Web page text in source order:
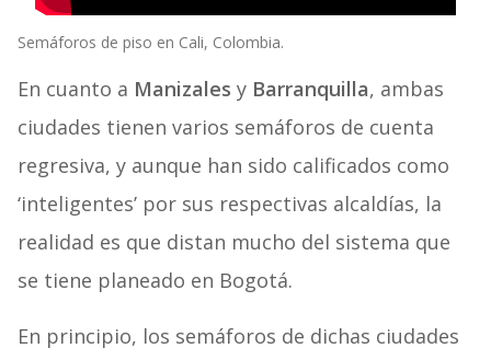
Semáforos de piso en Cali, Colombia.
En cuanto a Manizales y Barranquilla, ambas
ciudades tienen varios semáforos de cuenta
regresiva, y aunque han sido calificados como
‘inteligentes’ por sus respectivas alcaldías, la
realidad es que distan mucho del sistema que
se tiene planeado en Bogotá.
En principio, los semáforos de dichas ciudades